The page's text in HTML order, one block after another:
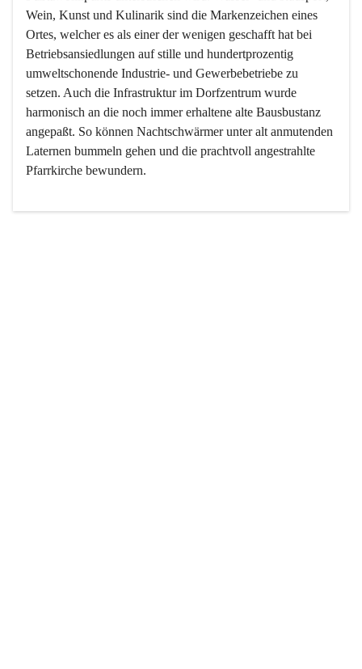
Wein, Kunst und Kulinarik sind die Markenzeichen eines
Ortes, welcher es als einer der wenigen geschafft hat bei
Betriebsansiedlungen auf stille und hundertprozentig
umweltschonende Industrie- und Gewerbebetriebe zu
setzen. Auch die Infrastruktur im Dorfzentrum wurde
harmonisch an die noch immer erhaltene alte Bausbustanz
angepaßt. So können Nachtschwärmer unter alt anmutenden
Laternen bummeln gehen und die prachtvoll angestrahlte
Pfarrkirche bewundern.
Der Weinbau dominert heute nicht mehr, ist aber integrativer